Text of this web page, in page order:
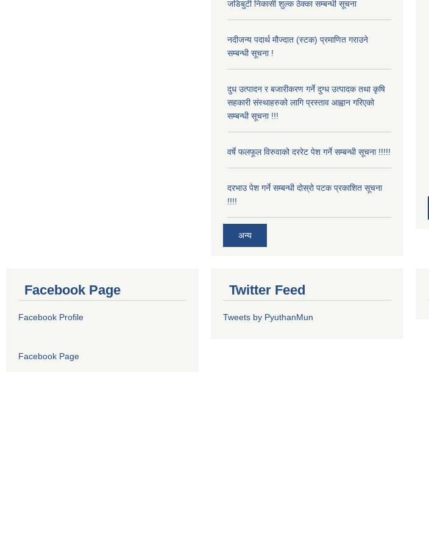
जडिबुटी निकासी शुल्क ठेक्का सम्बन्धी सूचना
नदीजन्य पदार्थ मौज्दात (स्टक) प्रमाणित गराउने
सम्बन्धी सूचना !
दुध उत्पादन र बजारीकरण गर्ने दुग्ध उत्पादक तथा कृषि
सहकारी संस्थाहरुको लागि प्रस्ताव आह्वान गरिएको
सम्बन्धी सूचना !!!
वर्षे फलफूल विरुवाको दररेट पेश गर्ने सम्बन्धी सूचना !!!!!
दरभाउ पेश गर्ने सम्बन्धी दोस्रो पटक प्रकाशित सूचना
!!!!
अन्य
Facebook Page
Facebook Profile
Facebook Page
Twitter Feed
Tweets by PyuthanMun